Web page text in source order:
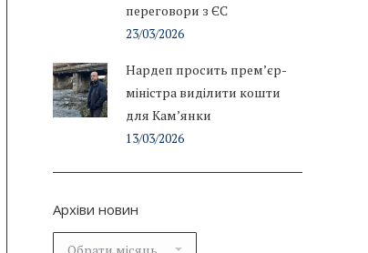
переговори з ЄС
23/03/2026
Нардеп просить прем’єр-
міністра виділити кошти
для Кам’янки
13/03/2026
Архіви новин
Архіви